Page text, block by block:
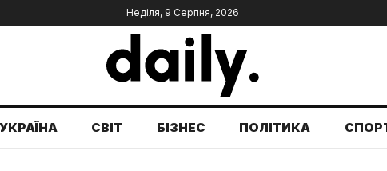
Неділя, 9 Серпня, 2026
УКРАЇНА СВІТ БІЗНЕС ПОЛІТИКА